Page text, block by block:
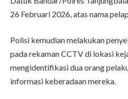
26 Februari 2026, atas nama
Polisi kemudian melakukan
pada rekaman CCTV di lokasi
mengidentifikasi dua orang
informasi keberadaan mereka.